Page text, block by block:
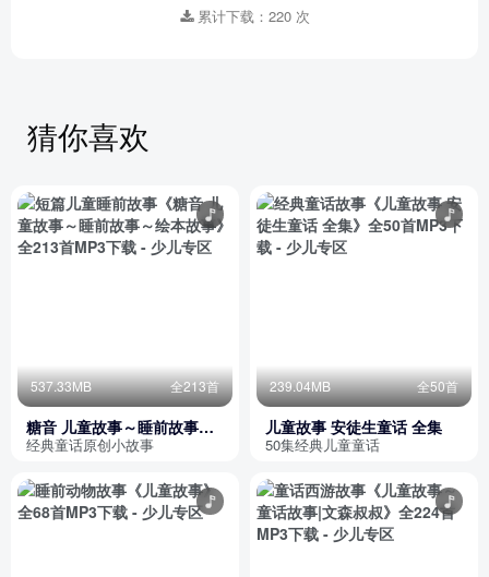
累计下载：220 次
猜你喜欢
537.33MB 全213首
糖音 儿童故事～睡前故事～
绘本故事
经典童话原创小故事
239.04MB 全50首
儿童故事 安徒生童话 全集
50集经典儿童童话